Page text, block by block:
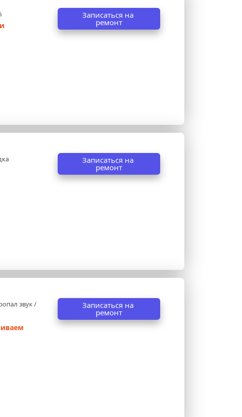
Записаться на
ремонт
Записаться на
ремонт
звук /
Записаться на
ремонт